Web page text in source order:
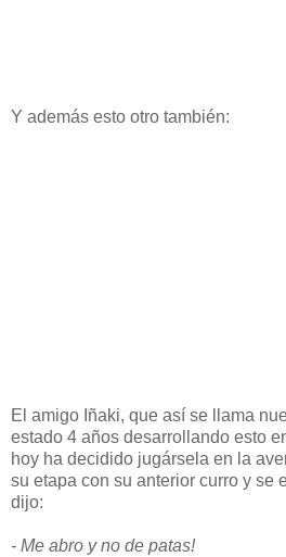
Y además esto otro también:
El amigo Iñaki, que así se llama
estado 4 años desarrollando esto
hoy ha decidido jugársela en la
su etapa con su anterior curro y se
dijo:
- Me abro y no de patas!